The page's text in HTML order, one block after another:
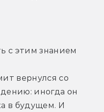
с этим знанием
вернулся со
иногда он
в будущем. И